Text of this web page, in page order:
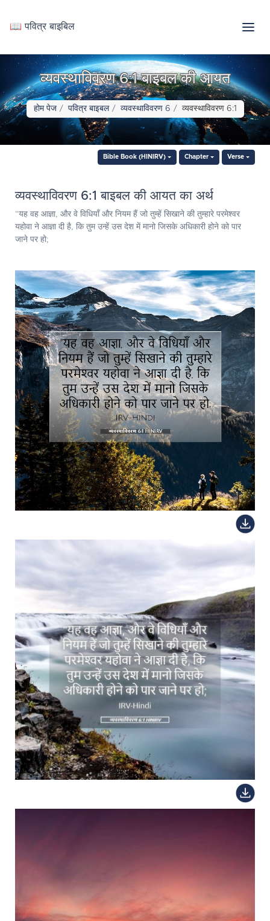
📖 पवित्र बाइबिल
व्यवस्थाविवरण 6:1 बाइबल की आयत
होम पेज पवित्र बाइबल व्यवस्थाविवरण 6 व्यवस्थाविवरण 6:1
Bible Book (HINIRV) Chapter Verse
व्यवस्थाविवरण 6:1 बाइबल की आयत का अर्थ
“यह वह आज्ञा, और वे विधियाँ और नियम हैं जो तुम्हें सिखाने की तुम्हारे परमेश्‍वर
यहोवा ने आज्ञा दी है, कि तुम उन्हें उस देश में मानो जिसके अधिकारी होने को पार
जाने पर हो;